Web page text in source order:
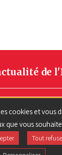
de
S'INSCRIRE
cookies et vous
que vous
Tout